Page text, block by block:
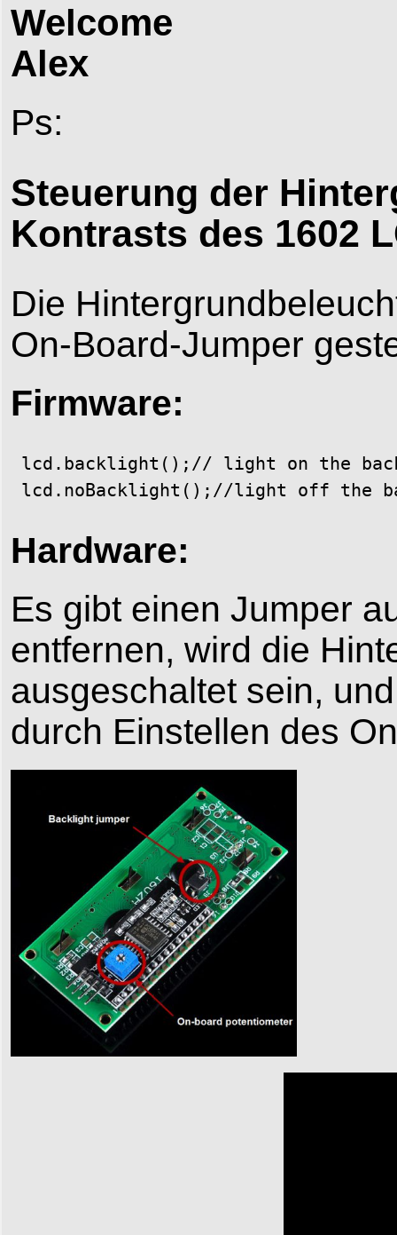
Welcome
Alex
Ps:
Steuerung der
Kontrasts des 1602
Die
On-Board-Jumper
Firmware:
lcd.backlight();// light on the
lcd.noBacklight();//light off the
Hardware:
Es gibt einen Jumper
entfernen, wird die
ausgeschaltet sein,
durch Einstellen des